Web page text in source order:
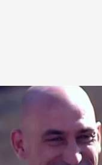
Luis Rubiales y Cayetano
En el punto de
06 OCT 2022 -